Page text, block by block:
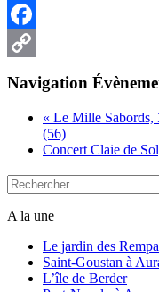
Facebook
Navigation
« Le Mille Sabords,
(56)
Concert Claie de
Rechercher...
A la une
Le jardin des
Saint-Goustan à
L’île de Berder